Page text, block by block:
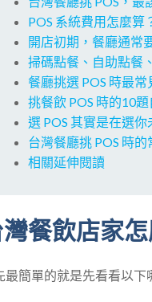
POS 系統費用怎麼算
開店初期，餐廳通常
掃碼點餐、自助點餐
餐廳挑選 POS 時最
挑餐飲 POS 時的10
選 POS 其實是在選
台灣餐廳挑 POS 時
相關延伸閱讀
餐飲店家
最簡單的就是先看看以下